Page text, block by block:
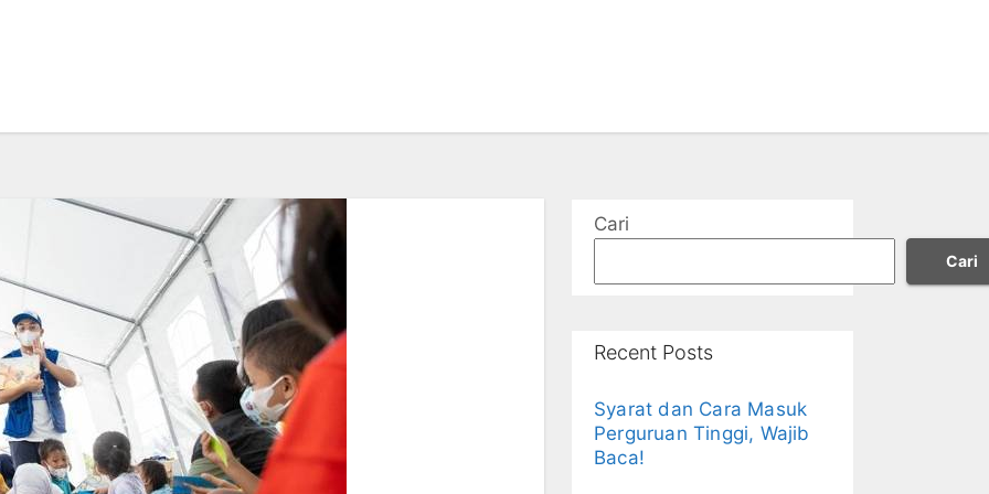
Cari
Cari
Recent Posts
Syarat dan Cara Masuk
Perguruan Tinggi, Wajib
Baca!